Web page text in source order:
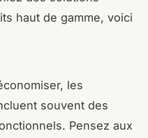
haut de gamme, voici
les
souvent des
Pensez aux